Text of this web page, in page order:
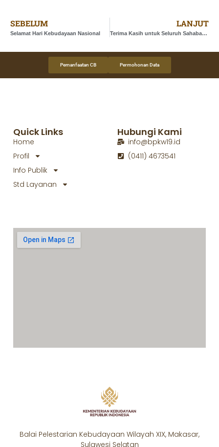
SEBELUM
Selamat Hari Kebudayaan Nasional
LANJUT
Terima Kasih untuk Seluruh Sahabat Budaya Balai Pelestarian Kebudayaan Wilayah XIX
Pemanfaatan CB Permohonan Data
Balai Pelestarian Kebudayaan Wilayah XIX, Makasar,
Sulawesi Selatan
Quick Links
Home
Profil
Info Publik
Std Layanan
Hubungi Kami
info@bpkw19.id
(0411) 4673541